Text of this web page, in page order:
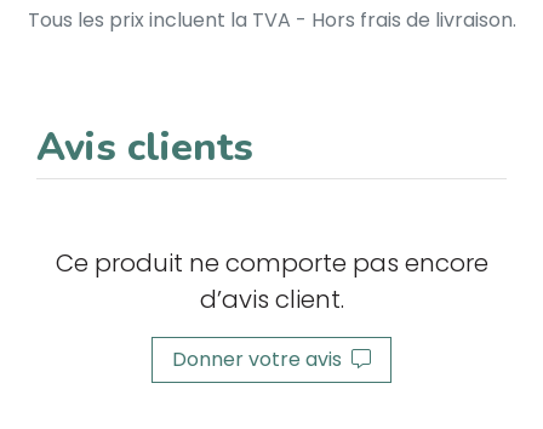
Tous les prix incluent la TVA - Hors frais de livraison.
Avis clients
Ce produit ne comporte pas encore
d’avis client.
Donner votre avis